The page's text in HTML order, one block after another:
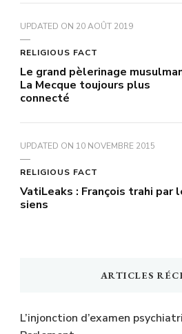
UPDATED ON 20 AOÛT 2019
RELIGIOUS FACT
Le grand pèlerinage
La Mecque toujours plus
connecté
UPDATED ON 10 NOVEMBRE 2015
RELIGIOUS FACT
VatiLeaks : François trahi par
siens
ARTICLES
L’injonction d’examen